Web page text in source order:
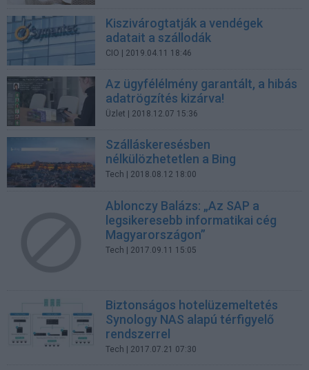
Kiszivárogtatják a vendégek
adatait a szállodák
CIO | 2019.04.11 18:46
Az ügyfélélmény garantált, a hibás
adatrögzítés kizárva!
Üzlet | 2018.12.07 15:36
Szálláskeresésben
nélkülözhetetlen a Bing
Tech | 2018.08.12 18:00
Ablonczy Balázs: „Az SAP a
legsikeresebb informatikai cég
Magyarországon”
Tech | 2017.09.11 15:05
Biztonságos hotelüzemeltetés
Synology NAS alapú térfigyelő
rendszerrel
Tech | 2017.07.21 07:30